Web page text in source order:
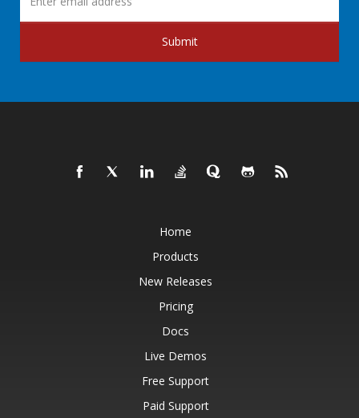
Submit
Home
Products
New Releases
Pricing
Docs
Live Demos
Free Support
Paid Support